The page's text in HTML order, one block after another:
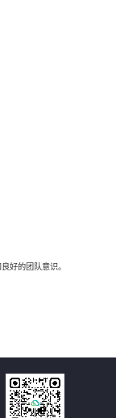
好的团队意识。